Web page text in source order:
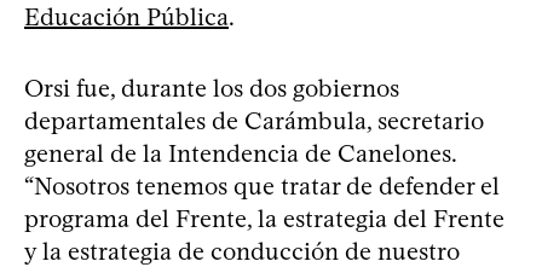
Educación Pública.
Orsi fue, durante los dos gobiernos
departamentales de Carámbula, secretario
general de la Intendencia de Canelones.
“Nosotros tenemos que tratar de defender el
programa del Frente, la estrategia del Frente
y la estrategia de conducción de nuestro